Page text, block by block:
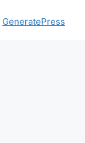
GeneratePress